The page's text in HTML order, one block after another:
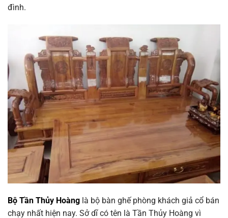
đình.
Bộ Tần Thủy Hoàng là bộ bàn ghế phòng khách giả cổ bán
chạy nhất hiện nay. Sở dĩ có tên là Tần Thủy Hoàng vì